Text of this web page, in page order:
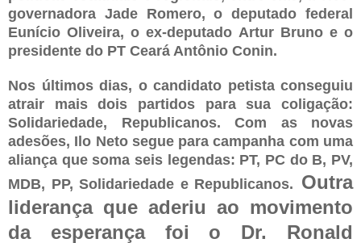
governadora Jade Romero, o deputado federal
Eunício Oliveira, o ex-deputado Artur Bruno e o
presidente do PT Ceará Antônio Conin.
Nos últimos dias, o candidato petista conseguiu
atrair mais dois partidos para sua coligação:
Solidariedade, Republicanos. Com as novas
adesões, Ilo Neto segue para campanha com uma
aliança que soma seis legendas: PT, PC do B, PV,
MDB, PP, Solidariedade e Republicanos. Outra
liderança que aderiu ao movimento
da esperança foi o Dr. Ronald